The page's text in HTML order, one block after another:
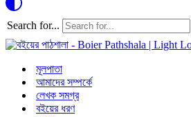
Search for...
মূলপাতা
আমাদের সম্পর্কে
লেখক সমগ্র
বইয়ের ধরণ